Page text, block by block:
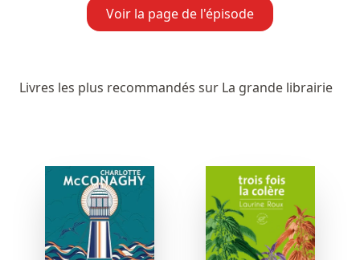
Voir la page de l'épisode
Livres les plus recommandés sur La grande librairie